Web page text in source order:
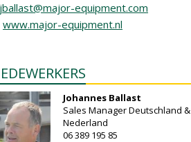
jballast@major-equipment.com
www.major-equipment.nl
Johannes Ballast
Sales Manager Deutschland &
Nederland
06 389 195 85